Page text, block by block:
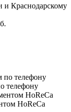
и Краснодарскому
телефону
HoReCa